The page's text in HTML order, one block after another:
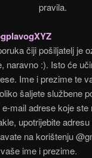
pravila.
čiji pošiljatelj je
naravno :). Isto će
Ime i prezime te
šaljete službene
mail adrese koje
upotrijebite
na korištenju
ime i prezime.